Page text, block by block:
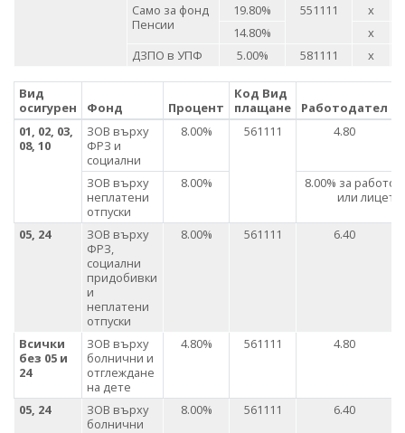
Само за фонд
Пенсии
19.80% 551111 х
14.80%
х
ДЗПО в УПФ
5.00% 581111 х
Вид
осигурен
Фонд Процент
Код Вид
плащане
Работодател
01, 02, 03,
08, 10
ЗОВ върху
ФРЗ и
социални
8.00% 561111 4.80
ЗОВ върху
неплатени
отпуски
8.00%
8.00% за
или лицето
05, 24
ЗОВ върху
ФРЗ,
социални
придобивки
и
неплатени
отпуски
8.00% 561111 6.40
Всички
без 05 и
24
ЗОВ върху
болнични и
отглеждане
на дете
4.80% 561111 4.80
05, 24
ЗОВ върху
болнични
8.00% 561111 6.40